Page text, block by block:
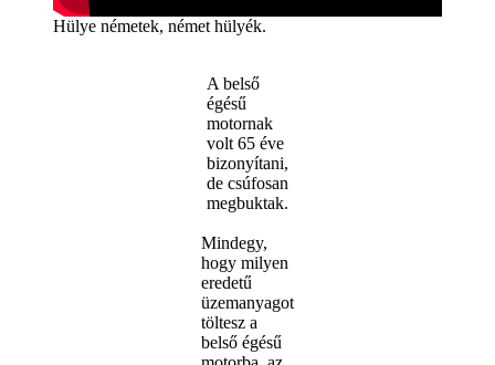
Hülye németek, német hülyék.
A belső
égésű
motornak
volt 65 éve
bizonyítani,
de csúfosan
megbuktak.
Mindegy,
hogy milyen
eredetű
üzemanyagot
töltesz a
belső égésű